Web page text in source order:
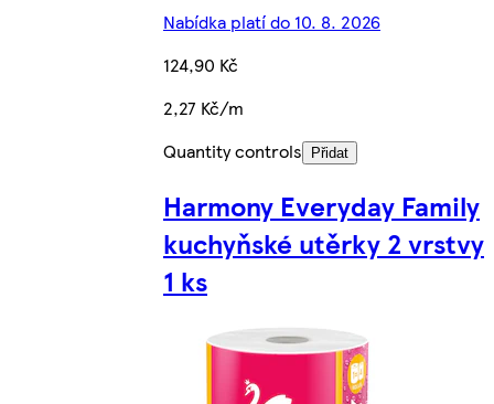
Nabídka platí do 10. 8. 2026
124,90 Kč
2,27 Kč/m
Quantity controls
Přidat
Harmony Everyday Family
kuchyňské utěrky 2 vrstvy
1 ks